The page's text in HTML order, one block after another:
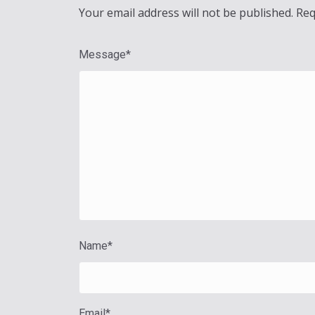
Your email address will not be published.
Message*
Name*